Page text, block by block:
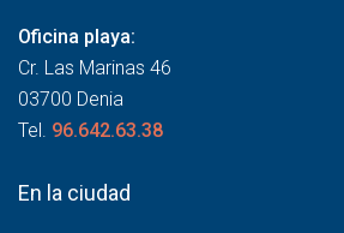
Oficina playa:
Cr. Las Marinas 46
03700 Denia
Tel. 96.642.63.38
En la ciudad